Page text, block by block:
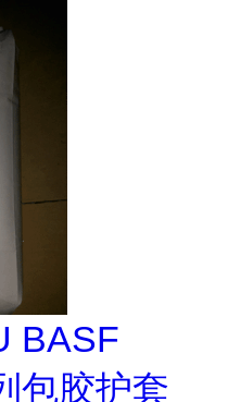
BASF
包胶护套